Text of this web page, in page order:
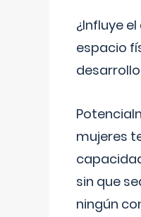
¿Influye
espacio
mujeres
sin que
ningún